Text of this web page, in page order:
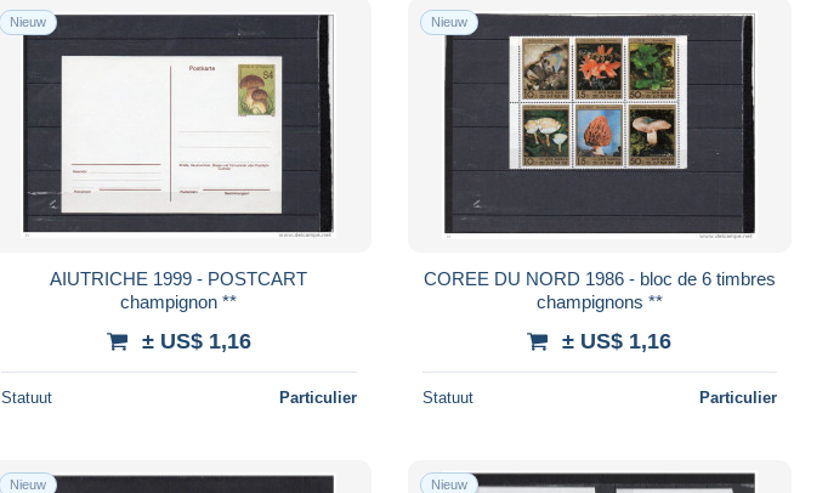
Nieuw
AIUTRICHE 1999 - POSTCART
champignon **
± US$ 1,16
Statuut Particulier
Nieuw
COREE DU NORD 1986 - bloc de 6 timbres
champignons **
± US$ 1,16
Statuut Particulier
Nieuw Nieuw